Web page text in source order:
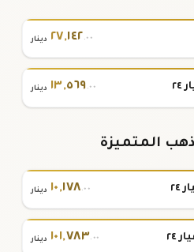
٢٧,١٤٢.٠٠ دينار
١٣,٥٦٩.٠٠ دينار
المتميزة
١٠,١٧٨.٠٠ دينار
١٠١,٧٨٣.٠٠ دينار